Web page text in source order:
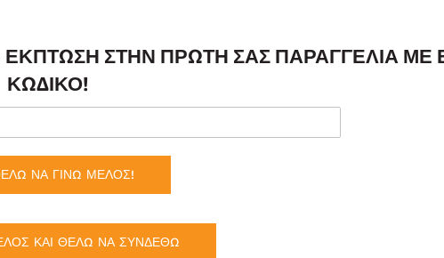
ΈΚΠΤΩΣΗ ΣΤΗΝ ΠΡΏΤΗ ΣΑΣ ΠΑΡΑΓΓΕΛΊΑ
ΚΩΔΙΚΌ!
ΝΑ ΓΙΝΩ ΜΕΛΟΣ!
ΚΑΙ ΘΕΛΩ ΝΑ ΣΥΝΔΕΘΩ